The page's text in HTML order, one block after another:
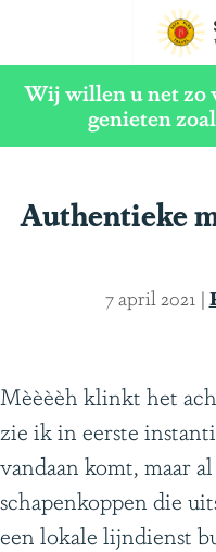
Wij willen u net zo
genieten
Authentieke
7 april 2021 |
Mèèèèh klinkt het
zie ik in eerste
vandaan komt, maar
schapenkoppen die
een lokale lijndienst